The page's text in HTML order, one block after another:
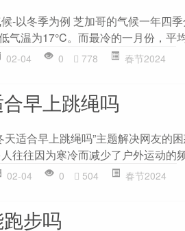
-以冬季为例 芝加哥的气候一年四
气温为17°C。而最冷的一月份，平
02-04 0 778 春节2024
早上跳绳吗
天适合早上跳绳吗”主题解决网友的
往往因为寒冷而减少了户外运动的
02-04 0 504 春节2024
步吗